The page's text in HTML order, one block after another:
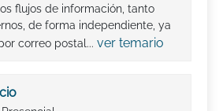
flujos de información, tanto
de forma independiente, ya
correo postal... ver temario